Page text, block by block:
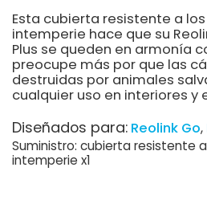
Esta cubierta resistente a los
intemperie hace que su
Plus se queden en armonía
preocupe más por que las
destruidas por animales
cualquier uso en interiores y
Diseñados para: Reolink Go
Suministro: cubierta resistente
intemperie x1